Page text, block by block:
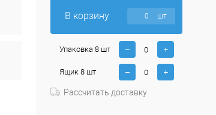
В корзину шт
Упаковка 8 шт
Ящик 8 шт
Рассчитать доставку